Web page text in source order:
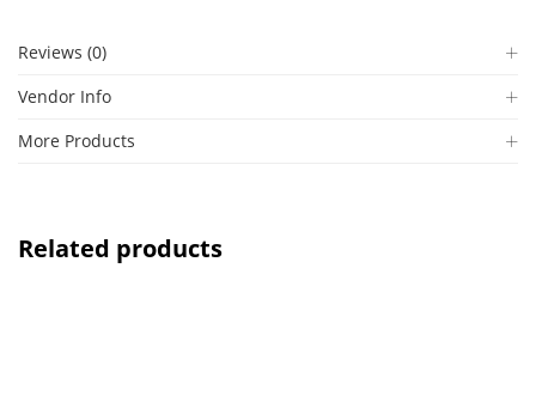
Reviews (0)
Vendor Info
More Products
Related products